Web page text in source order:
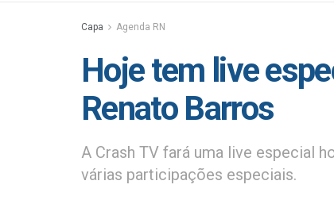
Capa Agenda RN
Hoje tem live
Renato Barros
A Crash TV fará uma live especial
várias participações especiais.